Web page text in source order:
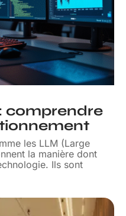
comprendre
les LLM (Large
la manière dont
Ils sont